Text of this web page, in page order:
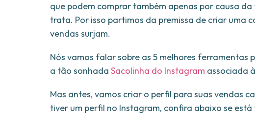
que podem comprar também apenas por causa
trata. Por isso partimos da premissa de criar uma
vendas surjam.
Nós vamos falar sobre as 5 melhores ferramentas
a tão sonhada Sacolinha do Instagram associada
Mas antes, vamos criar o perfil para suas vendas
tiver um perfil no Instagram, confira abaixo se